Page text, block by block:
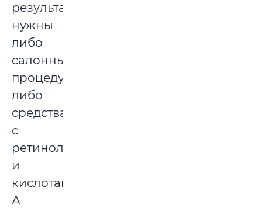
результатов
нужны
либо
салонные
процедуры,
либо
средства
с
ретинолом
и
кислотами.
А